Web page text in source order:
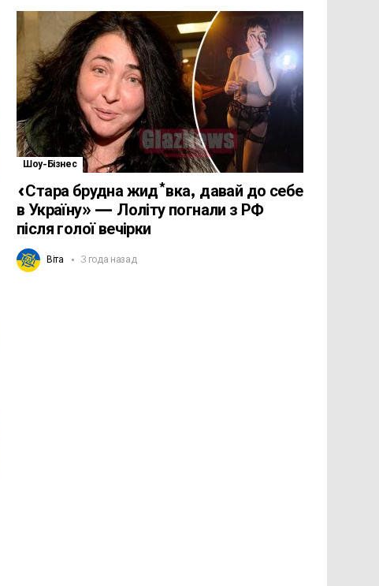
Шоу-Бізнес
«Стара брудна жид*вка, давай до себе
в Україну» — Лоліту погнали з РФ
після голої вечірки
Віта 3 года назад